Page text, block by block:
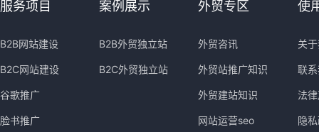
服务项目
B2B网站建设
B2C网站建设
谷歌推广
脸书推广
案例展示
B2B外贸独立站
B2C外贸独立站
外贸专区
外贸咨讯
外贸站推广知识
外贸建站知识
网站运营seo
使
关
联
法
隐